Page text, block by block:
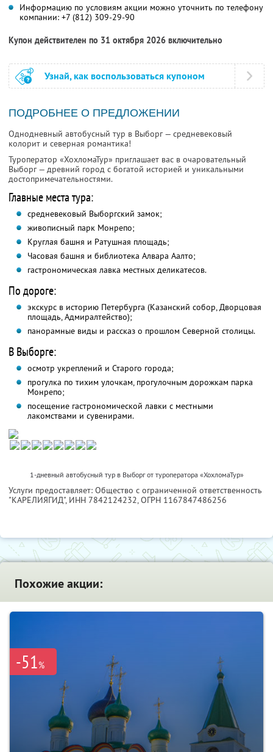
Информацию по условиям акции можно уточнить по телефону
компании: +7 (812) 309-29-90
Купон действителен по 31 октября 2026 включительно
Узнай, как воспользоваться купоном
ПОДРОБНЕЕ О ПРЕДЛОЖЕНИИ
Однодневный автобусный тур в Выборг — средневековый
колорит и северная романтика!
Туроператор «ХохломаТур» приглашает вас в очаровательный
Выборг — древний город с богатой историей и уникальными
достопримечательностями.
Главные места тура:
средневековый Выборгский замок;
живописный парк Монрепо;
Круглая башня и Ратушная площадь;
Часовая башня и библиотека Алвара Аалто;
гастрономическая лавка местных деликатесов.
По дороге:
экскурс в историю Петербурга (Казанский собор, Дворцовая
площадь, Адмиралтейство);
панорамные виды и рассказ о прошлом Северной столицы.
В Выборге:
осмотр укреплений и Старого города;
прогулка по тихим улочкам, прогулочным дорожкам парка
Монрепо;
посещение гастрономической лавки с местными
лакомствами и сувенирами.
1-дневный автобусный тур в Выборг от туроператора «ХохломаТур»
Услуги предоставляет: Общество с ограниченной ответственность
"КАРЕЛИЯГИД", ИНН 7842124232, ОГРН 1167847486256
Похожие акции:
-51%